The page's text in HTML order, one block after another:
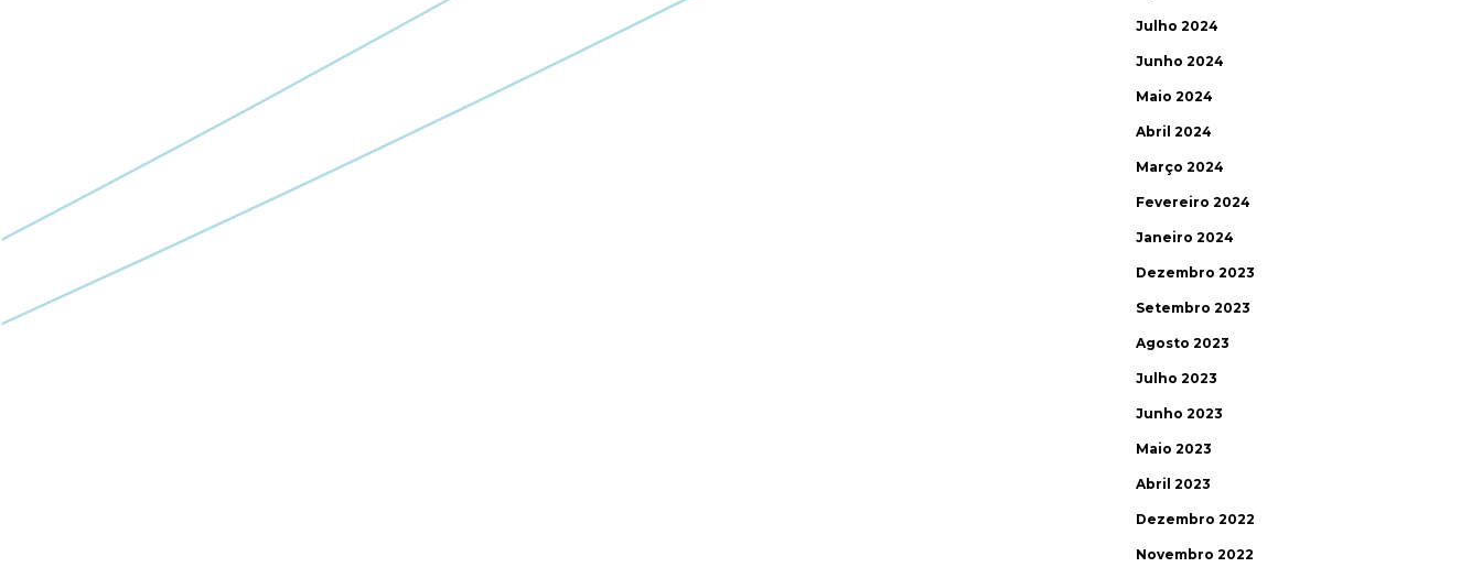
Julho 2024
Junho 2024
Maio 2024
Abril 2024
Março 2024
Fevereiro 2024
Janeiro 2024
Dezembro 2023
Setembro 2023
Agosto 2023
Julho 2023
Junho 2023
Maio 2023
Abril 2023
Dezembro 2022
Novembro 2022